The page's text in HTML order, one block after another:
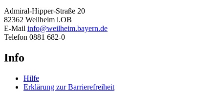
Admiral-Hipper-Straße 20
82362 Weilheim i.OB
E-Mail info@weilheim.bayern.de
Telefon 0881 682-0
Info
Hilfe
Erklärung zur Barrierefreiheit